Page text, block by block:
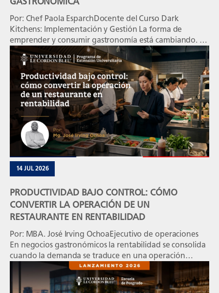
Por: Chef Paola EsparchDocente del Curso Dark
Kitchens: Implementación y Gestión La forma de
emprender y consumir gastronomía está cambiando. En
un mercado donde el consumidor busca conveniencia,
rapidez, variedad y experiencias cada vez más
personalizadas, las Dark Kitchens se han convertido en
uno de los formatos que están transformando el
negocio gastronómico a nivel […]
14 JUL 2026
PRODUCTIVIDAD BAJO CONTROL: CÓMO
CONVERTIR LA OPERACIÓN DE UN
RESTAURANTE EN RENTABILIDAD
Por: MBA. José Irving OchoaEjecutivo de operaciones
En negocios gastronómicos la rentabilidad se consolida
cuando la demanda se traduce en una operación
planificada, estandarizada y medible, capaz de sostener
la calidad, el servicio y el margen. La rentabilidad se
define en la operación Un restaurante puede registrar